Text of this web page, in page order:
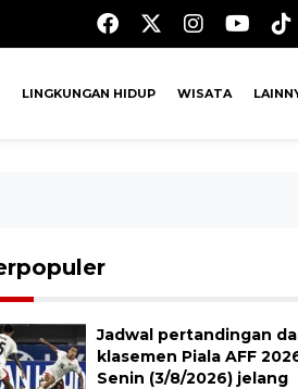
LINGKUNGAN HIDUP WISATA
Jadwal pertandingan
klasemen Piala AFF
Senin (3/8/2026) jelang